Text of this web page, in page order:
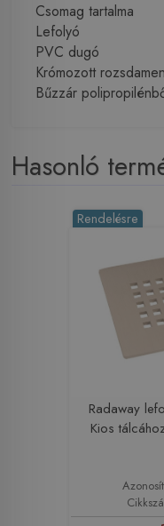
Csomag tartalma
Lefolyó
PVC dugó
Krómozott
Bűzzár
Hasonló
Rendelésre
Radaway
Kios